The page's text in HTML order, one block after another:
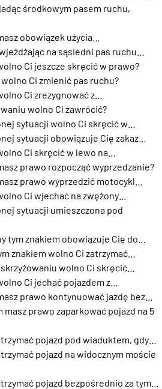
środkowym pasem ruchu,
obowiązek użycia…
na sąsiedni pas ruchu…
Ci jeszcze skręcić w prawo?
Ci zmienić pas ruchu?
Ci zrezygnować z…
wolno Ci zawrócić?
sytuacji wolno Ci skręcić w…
sytuacji obowiązuje Cię zakaz…
Ci skręcić w lewo na…
prawo rozpocząć wyprzedzanie?
prawo wyprzedzić motocykl…
Ci wjechać na zwężony…
sytuacji umieszczona pod
tym znakiem obowiązuje Cię do…
znakiem wolno Ci zatrzymać…
wolno Ci skręcić…
Ci jechać pojazdem z…
prawo kontynuować jazdę bez…
masz prawo zaparkować pojazd na 5
pojazd pod wiaduktem, gdy…
pojazd na widocznym moście
pojazd bezpośrednio za tym…